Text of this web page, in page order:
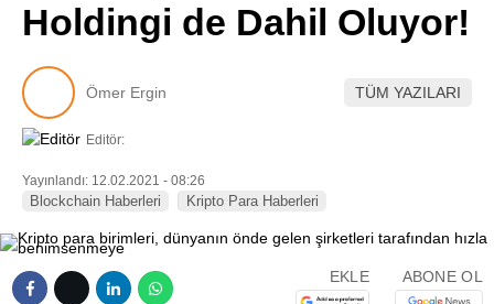
Pinterest
Holdingi de Dahil Oluyor!
Ömer Ergin TÜM YAZILARI
Editör:
Yayınlandı: 12.02.2021 - 08:26
Blockchain Haberleri Kripto Para Haberleri
EKLE ABONE OL